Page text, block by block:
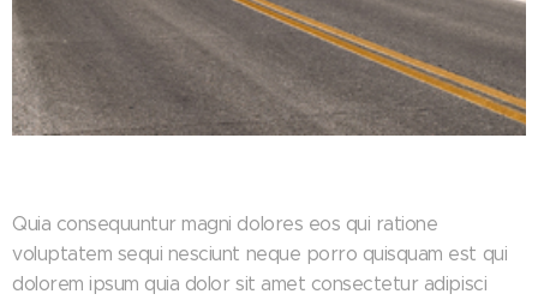
Quia consequuntur magni dolores eos qui ratione
voluptatem sequi nesciunt neque porro quisquam est qui
dolorem ipsum quia dolor sit amet consectetur adipisci